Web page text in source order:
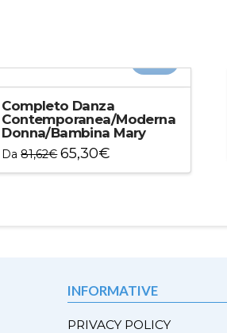
Completo Danza
Contemporanea/Moderna
Donna/Bambina Mary
Da81,62€ 65,30€
più
INFORMATIVE
PRIVACY POLICY